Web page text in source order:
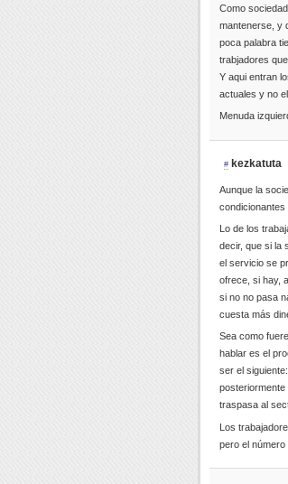
Como
mantenerse, y
poca palabra
trabjadores
Y aqui entran
actuales y no
Menuda
# kezkatuta
Aunque la
condicionantes
Lo de los
decir, que si la
el servicio se
ofrece, si hay,
si no no pasa
cuesta más
Sea como
hablar es el
ser el
traspasa al
Los
pero el